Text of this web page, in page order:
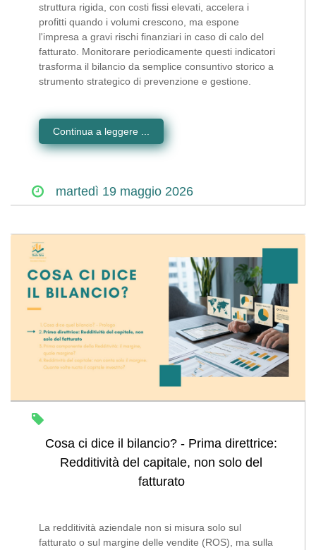
struttura rigida, con costi fissi elevati, accelera i
profitti quando i volumi crescono, ma espone
l'impresa a gravi rischi finanziari in caso di calo del
fatturato. Monitorare periodicamente questi indicatori
trasforma il bilancio da semplice consuntivo storico a
strumento strategico di prevenzione e gestione.
Continua a leggere ...
martedì 19 maggio 2026
Cosa ci dice il bilancio? - Prima direttrice:
Redditività del capitale, non solo del
fatturato
La redditività aziendale non si misura solo sul
fatturato o sul margine delle vendite (ROS), ma sulla